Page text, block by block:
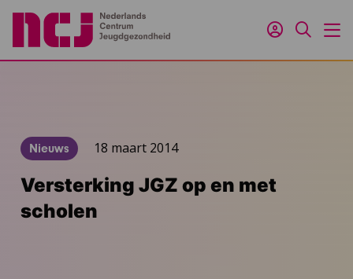
Inloggen
Zoeken
Nieuws 18 maart 2014
Versterking JGZ op en met
scholen